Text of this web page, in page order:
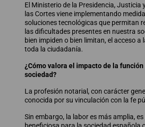
El Ministerio de la Presidencia, Justicia
las Cortes viene implementando
soluciones tecnológicas que permitan
las dificultades presentes en nuestra
bien impiden o bien limitan, el acceso a
toda la ciudadanía.
¿Cómo valora el impacto de la
sociedad?
La profesión notarial, con carácter
conocida por su vinculación con la fe
Sin embargo, la labor es más amplia,